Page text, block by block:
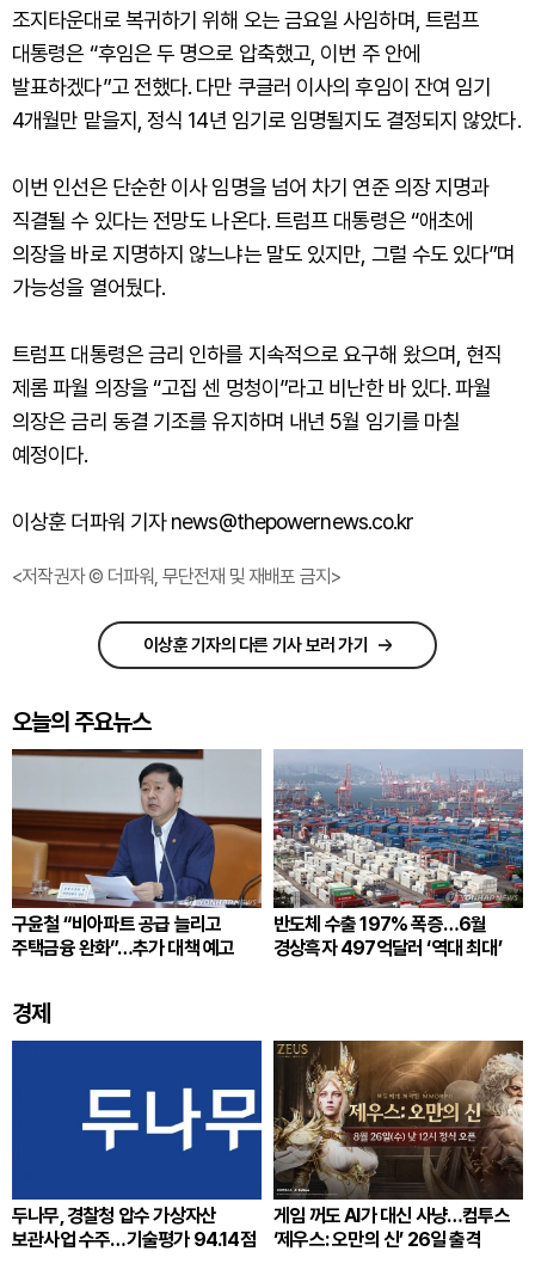
조지타운대로 복귀하기 위해 오는 금요일 사임하며, 트럼프
대통령은 “후임은 두 명으로 압축했고, 이번 주 안에
발표하겠다”고 전했다. 다만 쿠글러 이사의 후임이 잔여 임기
4개월만 맡을지, 정식 14년 임기로 임명될지도 결정되지 않았다.
이번 인선은 단순한 이사 임명을 넘어 차기 연준 의장 지명과
직결될 수 있다는 전망도 나온다. 트럼프 대통령은 “애초에
의장을 바로 지명하지 않느냐는 말도 있지만, 그럴 수도 있다”며
가능성을 열어뒀다.
트럼프 대통령은 금리 인하를 지속적으로 요구해 왔으며, 현직
제롬 파월 의장을 “고집 센 멍청이”라고 비난한 바 있다. 파월
의장은 금리 동결 기조를 유지하며 내년 5월 임기를 마칠
예정이다.
이상훈 더파워 기자 news@thepowernews.co.kr
<저작권자 © 더파워, 무단전재 및 재배포 금지>
이상훈 기자의 다른 기사 보러 가기
오늘의 주요뉴스
구윤철 “비아파트 공급 늘리고
주택금융 완화”…추가 대책 예고
반도체 수출 197% 폭증…6월
경상흑자 497억달러 ‘역대 최대’
경제
두나무, 경찰청 압수 가상자산
보관사업 수주…기술평가 94.14점
게임 꺼도 AI가 대신 사냥…컴투스
‘제우스: 오만의 신’ 26일 출격